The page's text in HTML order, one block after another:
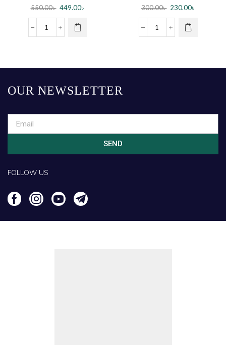
(2pis)
550.00৳ 449.00৳ 300.00৳ 230.00৳
OUR NEWSLETTER
SEND
FOLLOW US